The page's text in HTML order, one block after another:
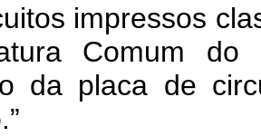
impressos
Comum
da placa de